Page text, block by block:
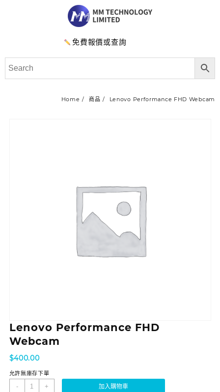
免費報價或查詢
Home 商品 Lenovo Performance FHD Webcam
Lenovo Performance FHD
Webcam
$400.00
允許無庫存下單
- + 加入購物車